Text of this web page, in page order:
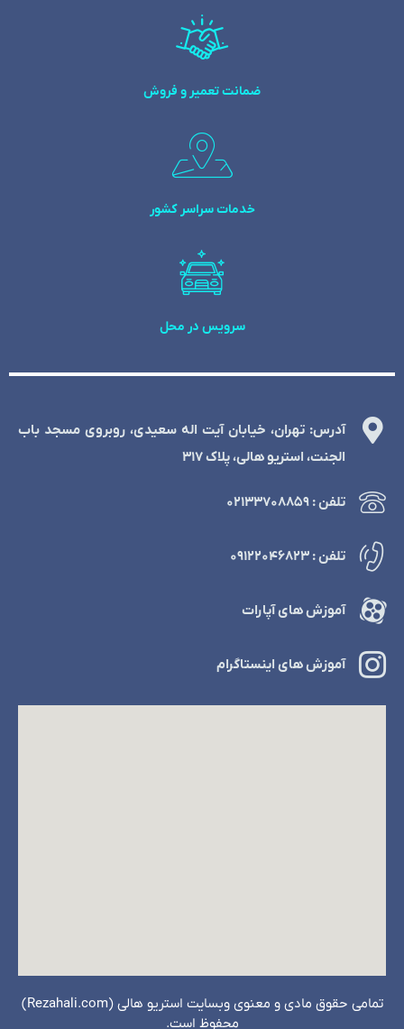
ضمانت تعمیر و فروش
خدمات سراسر کشور
سرویس در محل
آدرس: تهران، خیابان آیت اله سعیدی، روبروی مسجد باب
الجنت، استریو هالی، پلاک 317
تلفن : ۰۲۱۳۳۷۰۸۸۵۹
تلفن : ۰۹۱۲۲۰۴۶۸۲۳
آموزش های آپارات
آموزش های اینستاگرام
تمامی حقوق مادی و معنوی وبسایت استریو هالی (Rezahali.com)
محفوظ است.